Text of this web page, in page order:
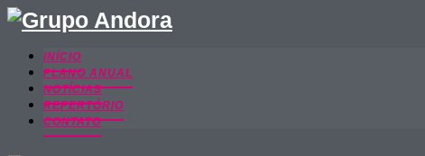
INÍCIO
PLANO ANUAL
NOTÍCIAS
REPERTÓRIO
CONTATO